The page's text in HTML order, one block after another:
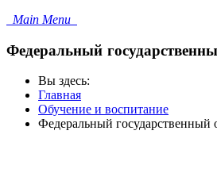
Main Menu
Федеральный
Вы здесь:
Главная
Обучение и воспитание
Федеральный государственный